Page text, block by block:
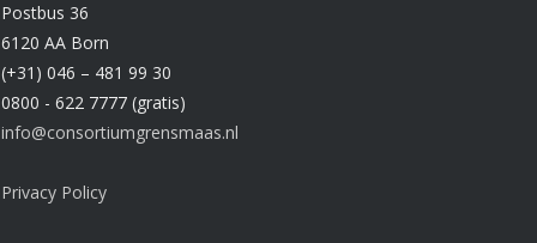
Postbus 36
6120 AA Born
(+31) 046 – 481 99 30
0800 - 622 7777 (gratis)
info@consortiumgrensmaas.nl
Privacy Policy